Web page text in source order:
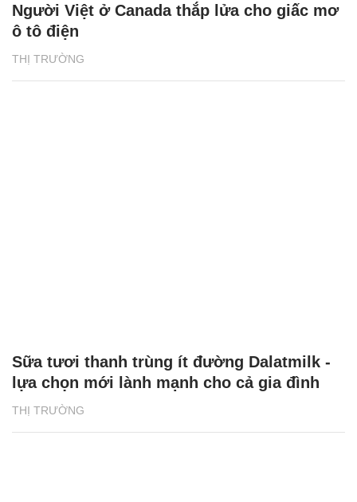
THỊ TRƯỜNG
Người Việt ở Canada thắp lửa cho giấc mơ
ô tô điện
THỊ TRƯỜNG
Sữa tươi thanh trùng ít đường Dalatmilk -
lựa chọn mới lành mạnh cho cả gia đình